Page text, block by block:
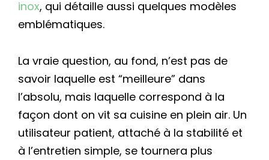
inox, qui détaille aussi quelques modèles
emblématiques.
La vraie question, au fond, n’est pas de
savoir laquelle est “meilleure” dans
l’absolu, mais laquelle correspond à la
façon dont on vit sa cuisine en plein air. Un
utilisateur patient, attaché à la stabilité et
à l’entretien simple, se tournera plus